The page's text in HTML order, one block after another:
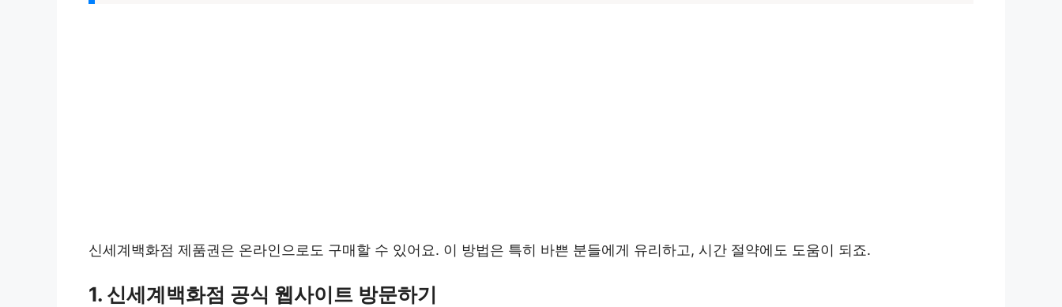
신세계백화점 제품권은 온라인으로도 구매할 수 있어요. 이 방법은 특히 바쁜 분들에게 유리하고, 시간 절약에도 도움이 되죠.
1. 신세계백화점 공식 웹사이트 방문하기